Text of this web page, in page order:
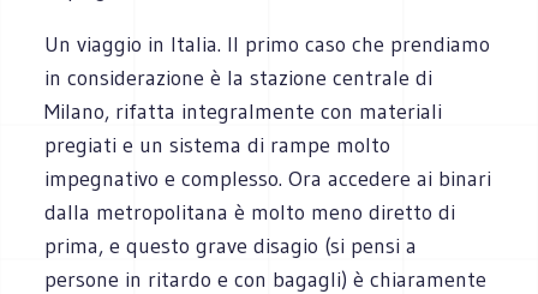
Un viaggio in Italia. Il primo caso che prendiamo
in considerazione è la stazione centrale di
Milano, rifatta integralmente con materiali
pregiati e un sistema di rampe molto
impegnativo e complesso. Ora accedere ai binari
dalla metropolitana è molto meno diretto di
prima, e questo grave disagio (si pensi a
persone in ritardo e con bagagli) è chiaramente